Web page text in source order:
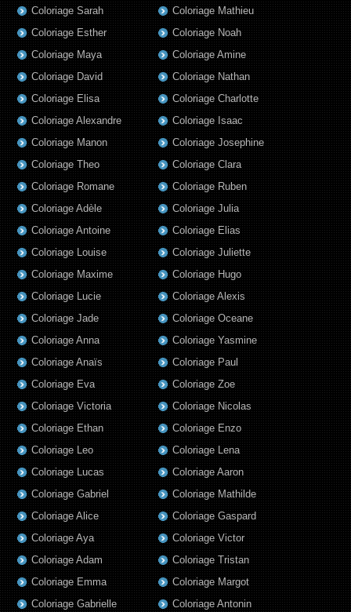
Coloriage Sarah
Coloriage Esther
Coloriage Maya
Coloriage David
Coloriage Elisa
Coloriage Alexandre
Coloriage Manon
Coloriage Theo
Coloriage Romane
Coloriage Adèle
Coloriage Antoine
Coloriage Louise
Coloriage Maxime
Coloriage Lucie
Coloriage Jade
Coloriage Anna
Coloriage Anaïs
Coloriage Eva
Coloriage Victoria
Coloriage Ethan
Coloriage Leo
Coloriage Lucas
Coloriage Gabriel
Coloriage Alice
Coloriage Aya
Coloriage Adam
Coloriage Emma
Coloriage Gabrielle
Coloriage Mathieu
Coloriage Noah
Coloriage Amine
Coloriage Nathan
Coloriage Charlotte
Coloriage Isaac
Coloriage Josephine
Coloriage Clara
Coloriage Ruben
Coloriage Julia
Coloriage Elias
Coloriage Juliette
Coloriage Hugo
Coloriage Alexis
Coloriage Oceane
Coloriage Yasmine
Coloriage Paul
Coloriage Zoe
Coloriage Nicolas
Coloriage Enzo
Coloriage Lena
Coloriage Aaron
Coloriage Mathilde
Coloriage Gaspard
Coloriage Victor
Coloriage Tristan
Coloriage Margot
Coloriage Antonin